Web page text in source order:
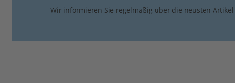
Wir informieren Sie regelmäßig über die neusten